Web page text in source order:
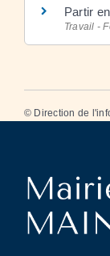
Partir
Travail -
© Direction de